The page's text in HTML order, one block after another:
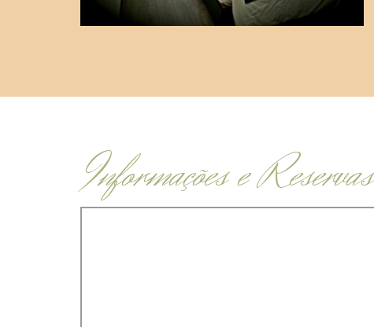
Informações e Reservas